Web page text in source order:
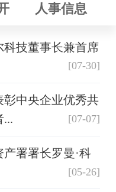
人事信息
技董事长兼首席
[07-30]
彰中央企业优秀共
...
[07-07]
署署长罗曼·科
[05-26]